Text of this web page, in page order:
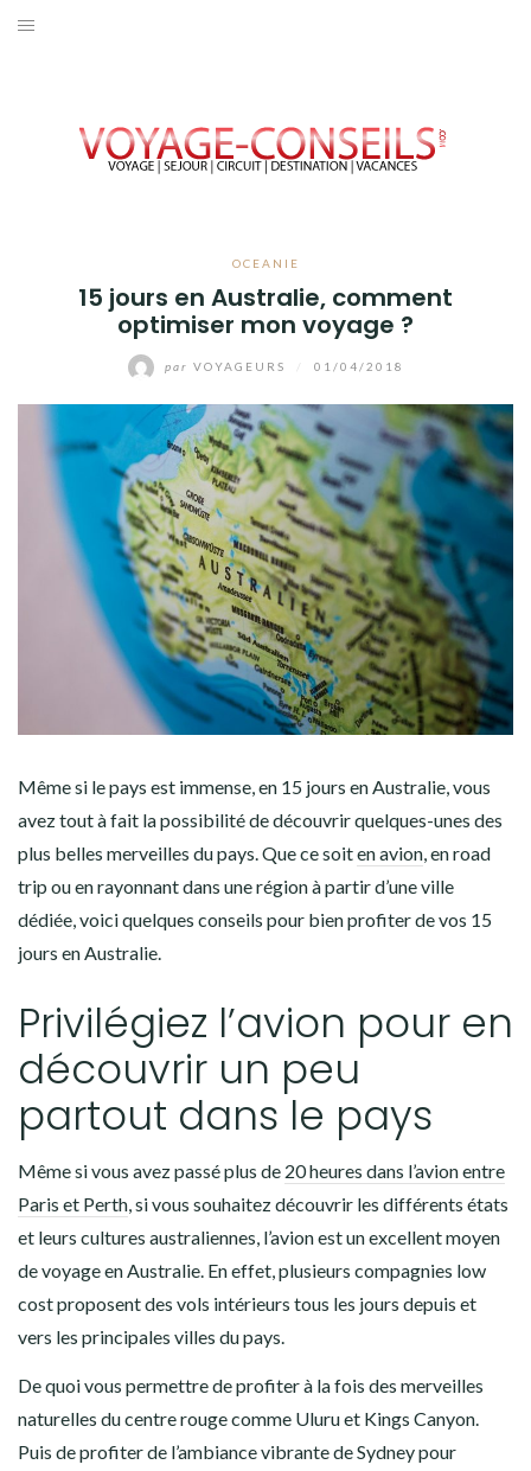
Aller
OCEANIE
15 jours en Australie, comment
optimiser mon voyage ?
par VOYAGEURS 01/04/2018
Même si le pays est immense, en 15 jours en Australie, vous
avez tout à fait la possibilité de découvrir quelques-unes des
plus belles merveilles du pays. Que ce soiten avion , en road
trip ou en rayonnant dans une région à partir d’une ville
dédiée, voici quelques conseils pour bien profiter de vos 15
jours en Australie.
Privilégiez l’avion pour en
découvrir un peu
partout dans le pays
Même si vous avez passé plus de 20 heures dans l’avion entre
Paris et Perth , si vous souhaitez découvrir les différents états
et leurs cultures australiennes, l’avion est un excellent moyen
de voyage en Australie. En effet, plusieurs compagnies low
cost proposent des vols intérieurs tous les jours depuis et
vers les principales villes du pays.
De quoi vous permettre de profiter à la fois des merveilles
naturelles du centre rouge comme Uluru et Kings Canyon.
Puis de profiter de l’ambiance vibrante de Sydney pour
OCEANIE